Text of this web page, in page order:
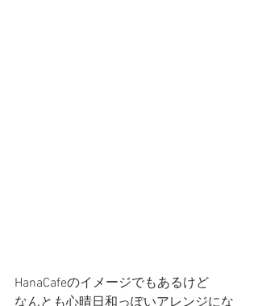
HanaCafeのイメージでもあるけど
なんとも心晴日和っぽいアレンジにな